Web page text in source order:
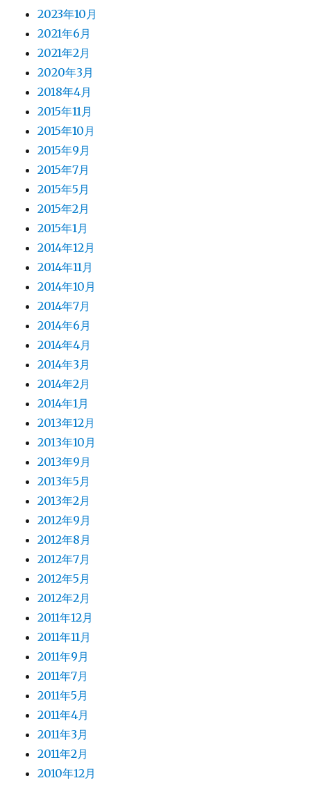
2023年10月
2021年6月
2021年2月
2020年3月
2018年4月
2015年11月
2015年10月
2015年9月
2015年7月
2015年5月
2015年2月
2015年1月
2014年12月
2014年11月
2014年10月
2014年7月
2014年6月
2014年4月
2014年3月
2014年2月
2014年1月
2013年12月
2013年10月
2013年9月
2013年5月
2013年2月
2012年9月
2012年8月
2012年7月
2012年5月
2012年2月
2011年12月
2011年11月
2011年9月
2011年7月
2011年5月
2011年4月
2011年3月
2011年2月
2010年12月